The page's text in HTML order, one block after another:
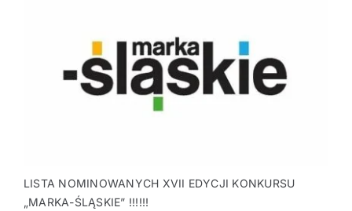
LISTA NOMINOWANYCH XVII EDYCJI KONKURSU
„MARKA-ŚLĄSKIE” !!!!!!